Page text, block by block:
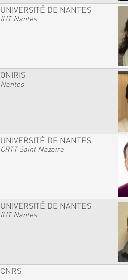
UNIVERSITÉ DE NANTES
IUT Nantes
ONIRIS
Nantes
UNIVERSITÉ DE NANTES
CRTT Saint Nazaire
UNIVERSITÉ DE NANTES
IUT Nantes
CNRS